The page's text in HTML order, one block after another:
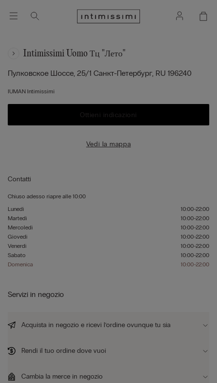
Intimissimi Uomo Тц "лето"
Пулковское Шоссе, 25/1 Санкт-Петербург, RU 196240
IUMAN Intimissimi
Ottieni indicazioni
Vedi la mappa
Contatti
Chiuso adesso riapre alle 10:00
Lunedì
10:00-22:00
Martedì
10:00-22:00
Mercoledì
10:00-22:00
Giovedì
10:00-22:00
Venerdì
10:00-22:00
Sabato
10:00-22:00
Domenica
10:00-22:00
Servizi in negozio
Acquista in negozio e ricevi l’ordine ovunque tu sia
Rendi il tuo ordine dove vuoi
Cambia la merce in negozio